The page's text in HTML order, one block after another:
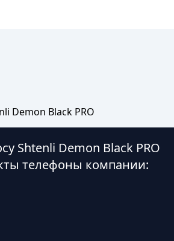
Demon Black PRO
Shtenli Demon Black PRO
телефоны компании: